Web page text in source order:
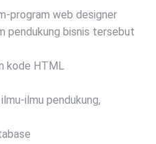
program web designer
pendukung bisnis tersebut
kode HTML
ilmu pendukung,